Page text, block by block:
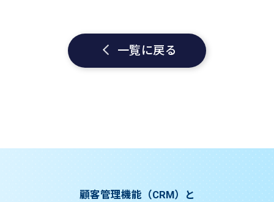
一覧に戻る
顧客管理機能（CRM）と